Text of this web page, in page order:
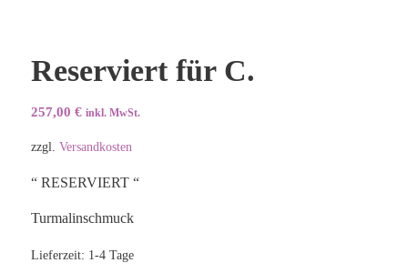
Reserviert für C.
257,00 € inkl. MwSt.
zzgl. Versandkosten
“ RESERVIERT “
Turmalinschmuck
Lieferzeit: 1-4 Tage